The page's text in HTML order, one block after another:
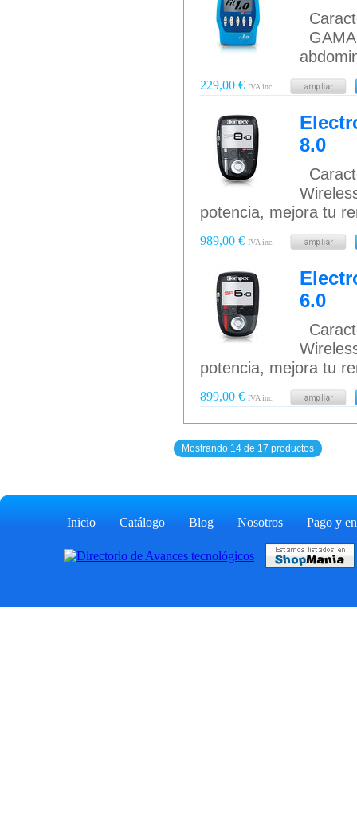
229,00 € IVA inc.
8.0
potencia, mejora tu
989,00 € IVA inc.
6.0
potencia, mejora tu
899,00 € IVA inc.
Mostrando 14 de 17 productos
Inicio Catálogo Blog Nosotros Pago y